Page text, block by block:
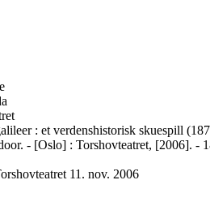
: et verdenshistorisk skuespill
- [Oslo] : Torshovteatret, [2006]. -
11. nov. 2006